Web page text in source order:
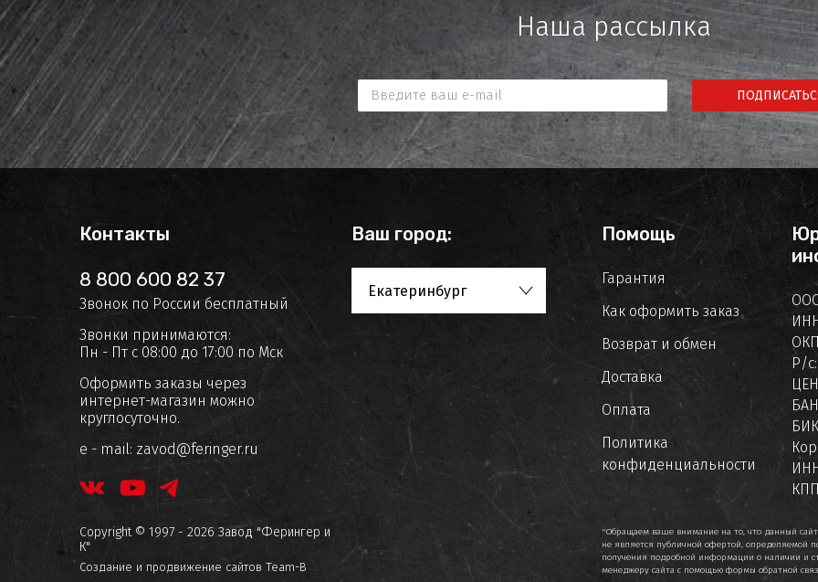
Наша рассылка
Контакты
8 800 600 82 37
Звонок по России бесплатный
Звонки принимаются:
Пн - Пт с 08:00 до 17:00 по Мск
Оформить заказы через
интернет-магазин можно
круглосуточно.
e - mail: zavod@feringer.ru
Copyright © 1997 - 2026 Завод "Ферингер и
К"
Создание и продвижение сайтов Team-B
Ваш город:
Екатеринбург
Помощь
Гарантия
Как оформить заказ
Возврат и обмен
Доставка
Оплата
Политика
конфиденциальности
Р/
"Обращаем ваше внимание на то, что данный
не является публичной офертой, определяемой
получения подробной информации о наличии и
менеджеру сайта с помощью формы обратной